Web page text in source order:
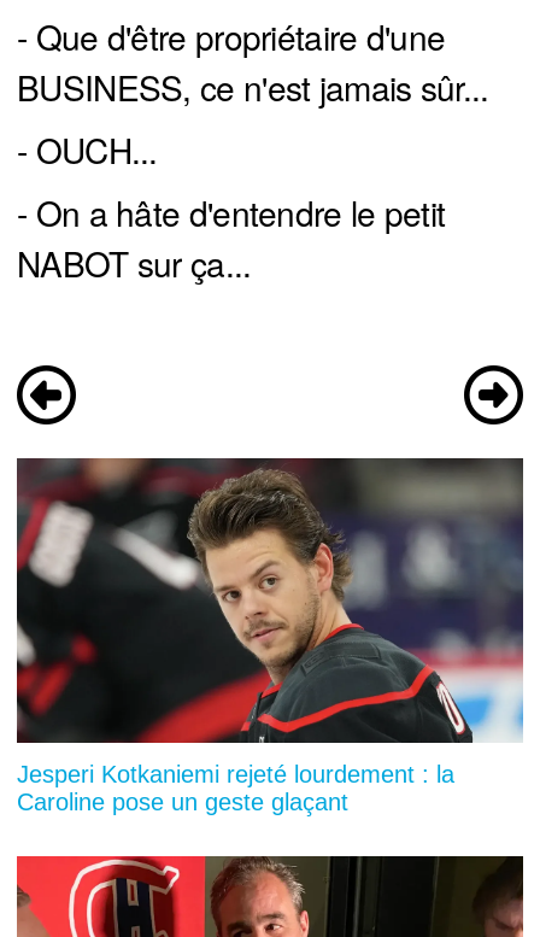
- Que d'être propriétaire d'une
BUSINESS, ce n'est jamais sûr...
- OUCH...
- On a hâte d'entendre le petit
NABOT sur ça...
Jesperi Kotkaniemi rejeté lourdement : la
Caroline pose un geste glaçant